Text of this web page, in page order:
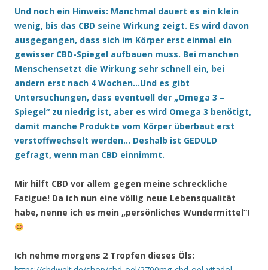
Und noch ein Hinweis: Manchmal dauert es ein klein
wenig, bis das CBD seine Wirkung zeigt. Es wird davon
ausgegangen, dass sich im Körper erst einmal ein
gewisser CBD-Spiegel aufbauen muss. Bei manchen
Menschensetzt die Wirkung sehr schnell ein, bei
andern erst nach 4 Wochen…Und es gibt
Untersuchungen, dass eventuell der „Omega 3 –
Spiegel“ zu niedrig ist, aber es wird Omega 3 benötigt,
damit manche Produkte vom Körper überbaut erst
verstoffwechselt werden… Deshalb ist GEDULD
gefragt, wenn man CBD einnimmt.
Mir hilft CBD vor allem gegen meine schreckliche
Fatigue! Da ich nun eine völlig neue Lebensqualität
habe, nenne ich es mein „persönliches Wundermittel“!
Ich nehme morgens 2 Tropfen dieses Öls: